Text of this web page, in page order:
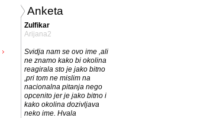
Anketa
Zulfikar
Arijana2
Svidja nam se ovo ime ,ali
ne znamo kako bi okolina
reagirala sto je jako bitno
,pri tom ne mislim na
nacionalna pitanja nego
opcenito jer je jako bitno i
kako okolina dozivljava
neko ime. Hvala